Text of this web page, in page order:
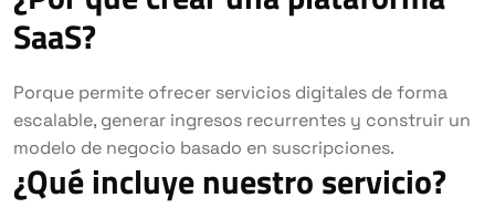
SaaS?
Porque permite ofrecer servicios digitales de forma
escalable, generar ingresos recurrentes y construir un
modelo de negocio basado en suscripciones.
¿Qué incluye nuestro servicio?